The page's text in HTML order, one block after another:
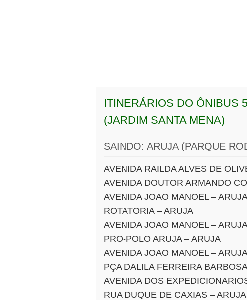
ITINERÁRIOS DO ÔNIBUS
(JARDIM SANTA MENA)
SAINDO: ARUJA (PARQUE
AVENIDA RAILDA ALVES DE
AVENIDA DOUTOR ARMANDO
AVENIDA JOAO MANOEL – ARUJA
ROTATORIA – ARUJA
AVENIDA JOAO MANOEL – ARUJA
PRO-POLO ARUJA – ARUJA
AVENIDA JOAO MANOEL – ARUJA
PÇA DALILA FERREIRA
AVENIDA DOS
RUA DUQUE DE CAXIAS – ARUJA